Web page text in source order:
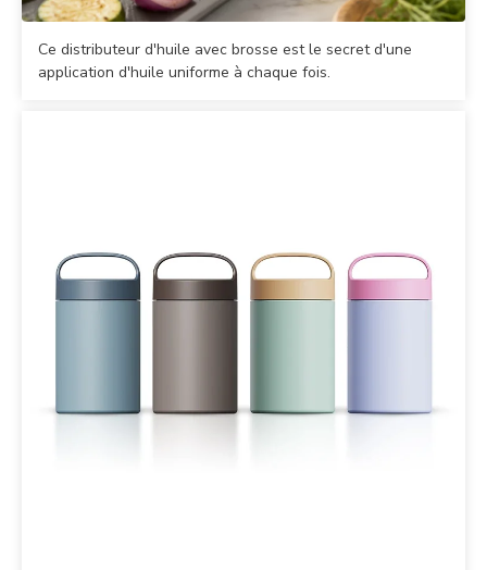
Ce distributeur d'huile avec brosse est le secret d'une
application d'huile uniforme à chaque fois.